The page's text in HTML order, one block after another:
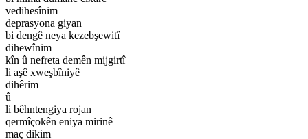
vedihesînim
deprasyona giyan
bi dengê neya kezebşewitî
dihewînim
kîn û nefreta demên mijgirtî
li aşê xweşbîniyê
dihêrim
û
li bêhntengiya rojan
qermîçokên eniya mirinê
maç dikim